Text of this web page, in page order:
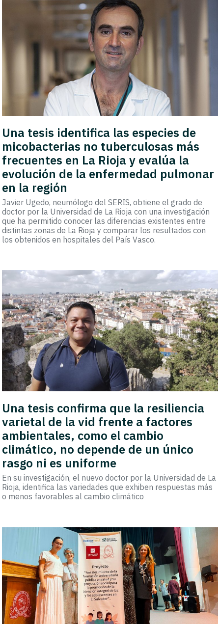
Una tesis identifica las especies de
micobacterias no tuberculosas más
frecuentes en La Rioja y evalúa la
evolución de la enfermedad pulmonar
en la región
Javier Ugedo, neumólogo del SERIS, obtiene el grado de
doctor por la Universidad de La Rioja con una investigación
que ha permitido conocer las diferencias existentes entre
distintas zonas de La Rioja y comparar los resultados con
los obtenidos en hospitales del País Vasco.
Una tesis confirma que la resiliencia
varietal de la vid frente a factores
ambientales, como el cambio
climático, no depende de un único
rasgo ni es uniforme
En su investigación, el nuevo doctor por la Universidad de La
Rioja, identifica las variedades que exhiben respuestas más
o menos favorables al cambio climático